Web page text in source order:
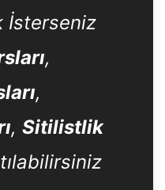
İsterseniz
,
,
, Sitilistlik